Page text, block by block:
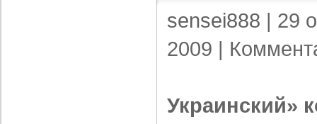
sensei888 | 29
2009 |
Украинский»